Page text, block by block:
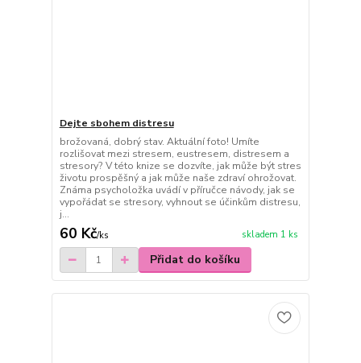
Dejte sbohem distresu
brožovaná, dobrý stav. Aktuální foto! Umíte
rozlišovat mezi stresem, eustresem, distresem a
stresory? V této knize se dozvíte, jak může být stres
životu prospěšný a jak může naše zdraví ohrožovat.
Známa psycholožka uvádí v příručce návody, jak se
vypořádat se stresory, vyhnout se účinkům distresu,
j...
60 Kč/ks skladem 1 ks
Přidat do košíku